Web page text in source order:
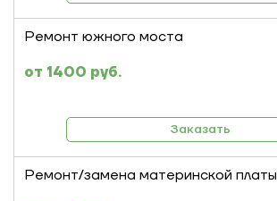
Ремонт южного моста
1400 руб.
Заказать
Ремонт/замена материнской платы